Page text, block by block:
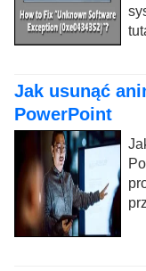
Jak usunąć
PowerPoint